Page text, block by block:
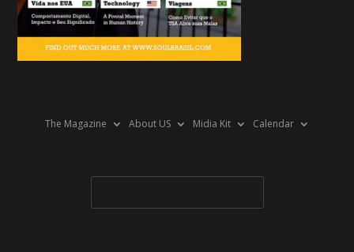
The Magazine About US Midia Kit Calendar